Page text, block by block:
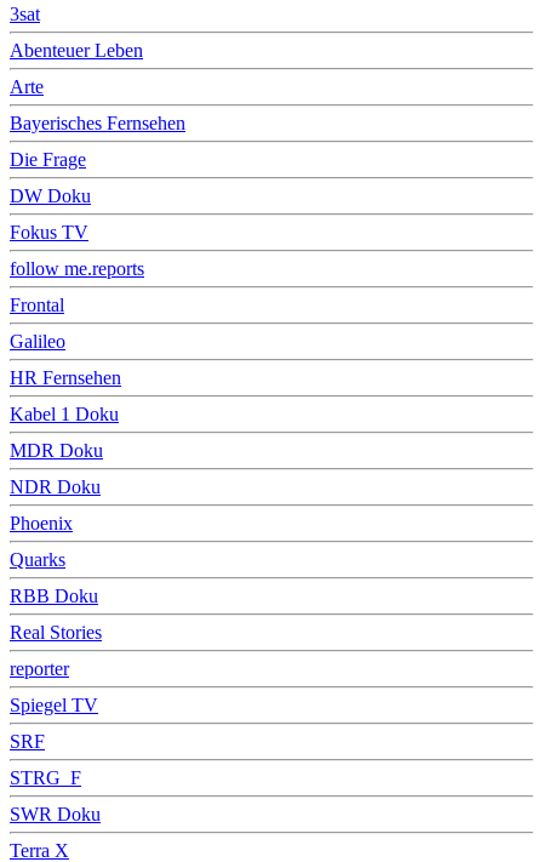
3sat
Abenteuer Leben
Arte
Bayerisches Fernsehen
Die Frage
DW Doku
Fokus TV
follow me.reports
Frontal
Galileo
HR Fernsehen
Kabel 1 Doku
MDR Doku
NDR Doku
Phoenix
Quarks
RBB Doku
Real Stories
reporter
Spiegel TV
SRF
STRG_F
SWR Doku
Terra X